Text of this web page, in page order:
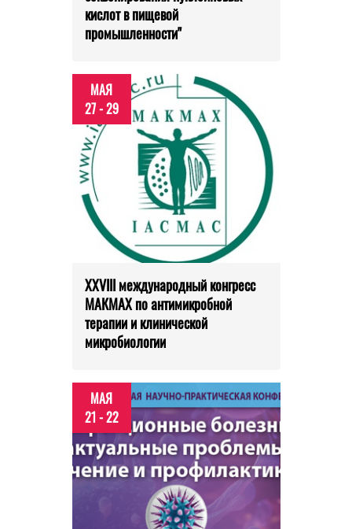
кислот в пищевой
промышленности"
МАЯ
27 - 29
XXVIII международный конгресс
МАКМАХ по антимикробной
терапии и клинической
микробиологии
МАЯ
21 - 22